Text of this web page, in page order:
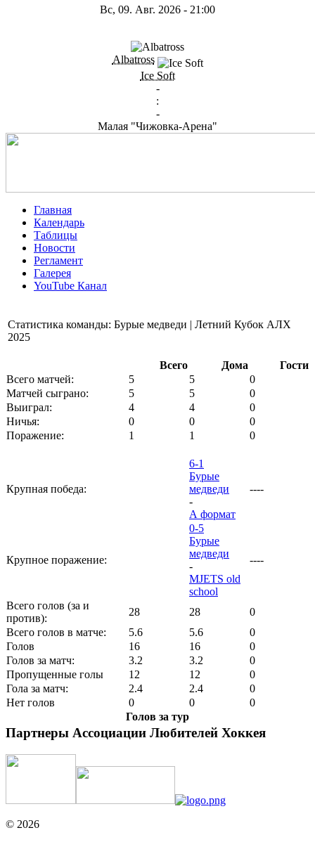
Вс, 09. Авг. 2026 - 21:00
Albatross
Ice Soft
-
:
-
Малая "Чижовка-Арена"
Главная
Календарь
Таблицы
Новости
Регламент
Галерея
YouTube Канал
Статистика команды: Бурые медведи | Летний Кубок АЛХ
2025
Всего Дома
Гости
Всего матчей:
5 5
0
Матчей сыграно:
5 5
0
Выиграл:
4 4
0
Ничья:
0 0
0
Поражение:
1 1 0
Крупная победа:
6-1
Бурые
медведи
-
А формат
----
Крупное поражение:
0-5
Бурые
медведи
-
MJETS old
school
----
Всего голов (за и
против):
28 28
0
Всего голов в матче:
5.6 5.6
0
Голов
16 16
0
Голов за матч:
3.2 3.2
0
Пропущенные голы
12 12
0
Гола за матч:
2.4 2.4
0
Нет голов
0 0
0
Голов за тур
Партнеры Ассоциации Любителей Хоккея
© 2026